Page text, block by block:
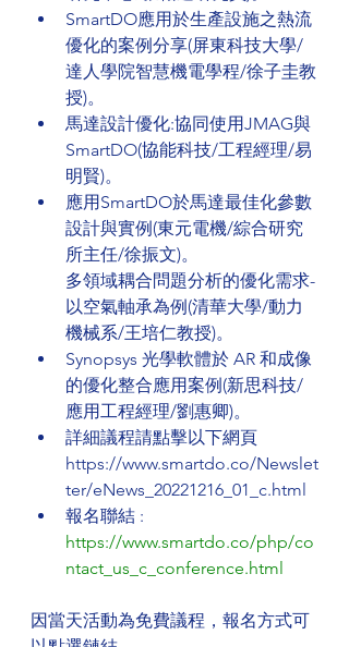
SmartDO應用於生產設施之熱流
優化的案例分享(屏東科技大學/
達人學院智慧機電學程/徐子圭教
授)。
馬達設計優化:協同使用JMAG與
SmartDO(協能科技/工程經理/易
明賢)。
應用SmartDO於馬達最佳化參數
設計與實例(東元電機/綜合研究
所主任/徐振文)。
多領域耦合問題分析的優化需求-
以空氣軸承為例(清華大學/動力
機械系/王培仁教授)。
Synopsys 光學軟體於 AR 和成像
的優化整合應用案例(新思科技/
應用工程經理/劉惠卿)。
詳細議程請點擊以下網頁
https://www.smartdo.co/Newslet
ter/eNews_20221216_01_c.html
報名聯結 :
https://www.smartdo.co/php/co
ntact_us_c_conference.html
因當天活動為免費議程，報名方式可